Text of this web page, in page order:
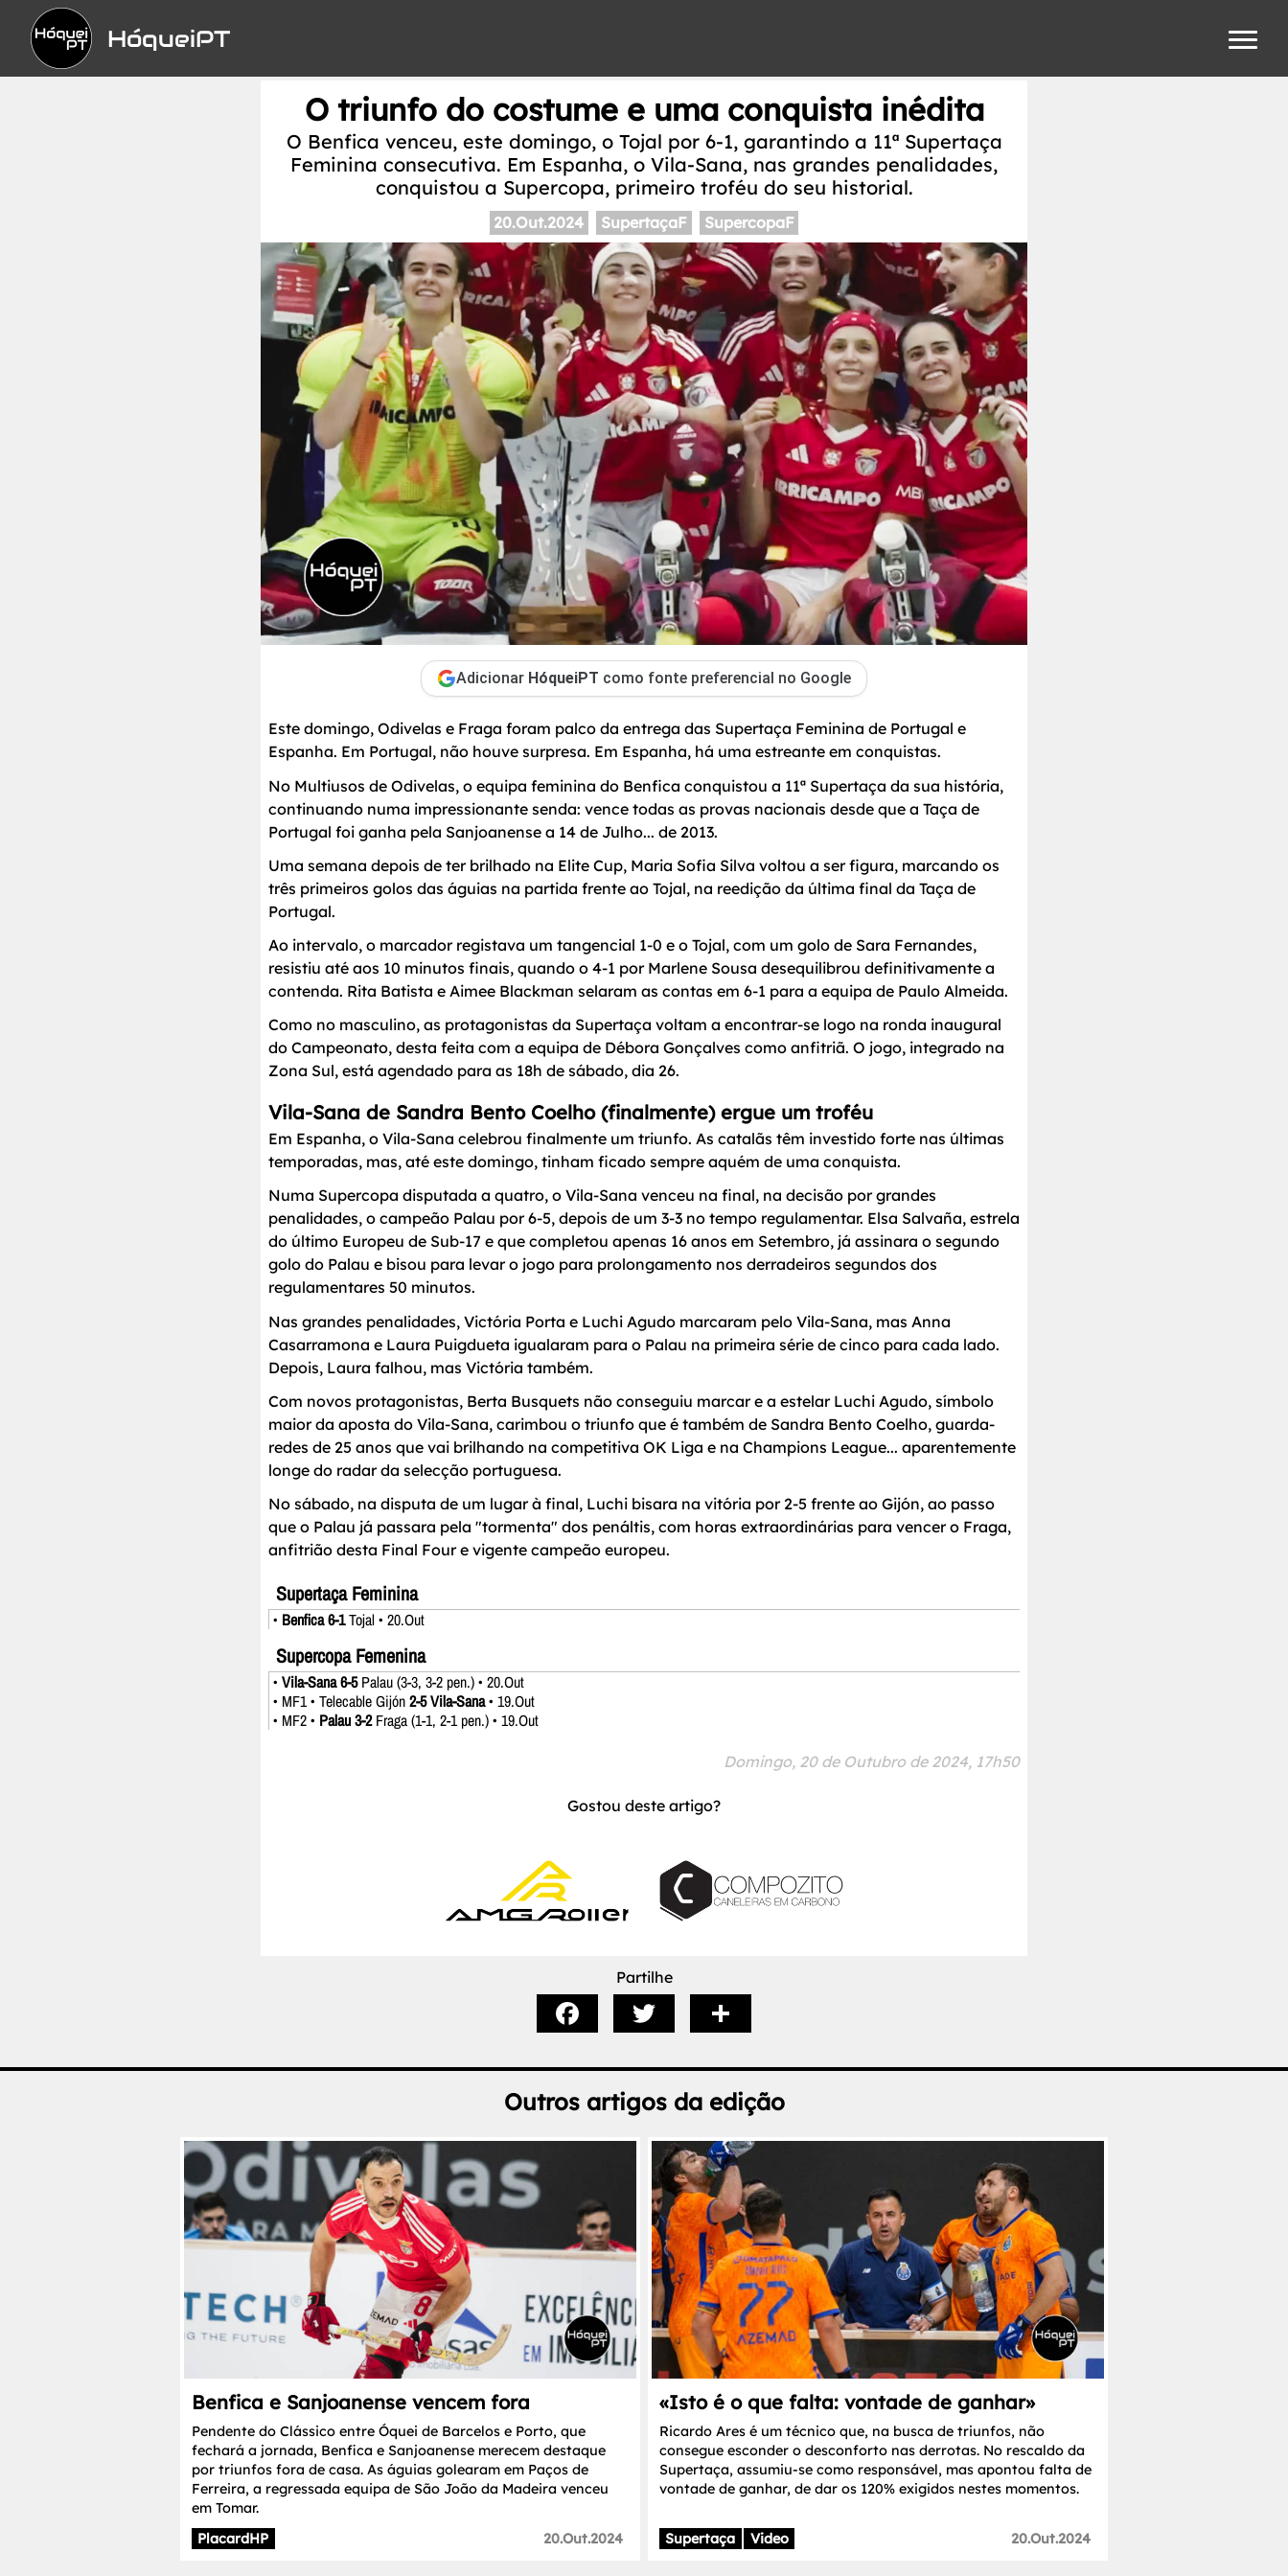
HóqueiPT
O triunfo do costume e uma conquista inédita
O Benfica venceu, este domingo, o Tojal por 6-1, garantindo a 11ª Supertaça
Feminina consecutiva. Em Espanha, o Vila-Sana, nas grandes penalidades,
conquistou a Supercopa, primeiro troféu do seu historial.
20.Out.2024 SupertaçaF SupercopaF
Adicionar HóqueiPT como fonte preferencial no Google
Este domingo, Odivelas e Fraga foram palco da entrega das Supertaça Feminina de Portugal e
Espanha. Em Portugal, não houve surpresa. Em Espanha, há uma estreante em conquistas.
No Multiusos de Odivelas, o equipa feminina do Benfica conquistou a 11ª Supertaça da sua história,
continuando numa impressionante senda: vence todas as provas nacionais desde que a Taça de
Portugal foi ganha pela Sanjoanense a 14 de Julho... de 2013.
Uma semana depois de ter brilhado na Elite Cup, Maria Sofia Silva voltou a ser figura, marcando os
três primeiros golos das águias na partida frente ao Tojal, na reedição da última final da Taça de
Portugal.
Ao intervalo, o marcador registava um tangencial 1-0 e o Tojal, com um golo de Sara Fernandes,
resistiu até aos 10 minutos finais, quando o 4-1 por Marlene Sousa desequilibrou definitivamente a
contenda. Rita Batista e Aimee Blackman selaram as contas em 6-1 para a equipa de Paulo Almeida.
Como no masculino, as protagonistas da Supertaça voltam a encontrar-se logo na ronda inaugural
do Campeonato, desta feita com a equipa de Débora Gonçalves como anfitriã. O jogo, integrado na
Zona Sul, está agendado para as 18h de sábado, dia 26.
Vila-Sana de Sandra Bento Coelho (finalmente) ergue um troféu
Em Espanha, o Vila-Sana celebrou finalmente um triunfo. As catalãs têm investido forte nas últimas
temporadas, mas, até este domingo, tinham ficado sempre aquém de uma conquista.
Numa Supercopa disputada a quatro, o Vila-Sana venceu na final, na decisão por grandes
penalidades, o campeão Palau por 6-5, depois de um 3-3 no tempo regulamentar. Elsa Salvaña, estrela
do último Europeu de Sub-17 e que completou apenas 16 anos em Setembro, já assinara o segundo
golo do Palau e bisou para levar o jogo para prolongamento nos derradeiros segundos dos
regulamentares 50 minutos.
Nas grandes penalidades, Victória Porta e Luchi Agudo marcaram pelo Vila-Sana, mas Anna
Casarramona e Laura Puigdueta igualaram para o Palau na primeira série de cinco para cada lado.
Depois, Laura falhou, mas Victória também.
Com novos protagonistas, Berta Busquets não conseguiu marcar e a estelar Luchi Agudo, símbolo
maior da aposta do Vila-Sana, carimbou o triunfo que é também de Sandra Bento Coelho, guarda-
redes de 25 anos que vai brilhando na competitiva OK Liga e na Champions League... aparentemente
longe do radar da selecção portuguesa.
No sábado, na disputa de um lugar à final, Luchi bisara na vitória por 2-5 frente ao Gijón, ao passo
que o Palau já passara pela "tormenta" dos penáltis, com horas extraordinárias para vencer o Fraga,
anfitrião desta Final Four e vigente campeão europeu.
Supertaça Feminina
• Benfica 6-1Tojal • 20.Out
Supercopa Femenina
• Vila-Sana 6-5Palau (3-3, 3-2 pen.) • 20.Out
• MF1 • Telecable Gijón2-5 Vila-Sana• 19.Out
• MF2 • Palau 3-2Fraga (1-1, 2-1 pen.) • 19.Out
Domingo, 20 de Outubro de 2024, 17h50
Gostou deste artigo?
Partilhe
Outros artigos da edição
Benfica e Sanjoanense vencem fora
Pendente do Clássico entre Óquei de Barcelos e Porto, que
fechará a jornada, Benfica e Sanjoanense merecem destaque
por triunfos fora de casa. As águias golearam em Paços de
Ferreira, a regressada equipa de São João da Madeira venceu
em Tomar.
PlacardHP
20.Out.2024
«Isto é o que falta: vontade de ganhar»
Ricardo Ares é um técnico que, na busca de triunfos, não
consegue esconder o desconforto nas derrotas. No rescaldo da
Supertaça, assumiu-se como responsável, mas apontou falta de
vontade de ganhar, de dar os 120% exigidos nestes momentos.
Supertaça Video 20.Out.2024